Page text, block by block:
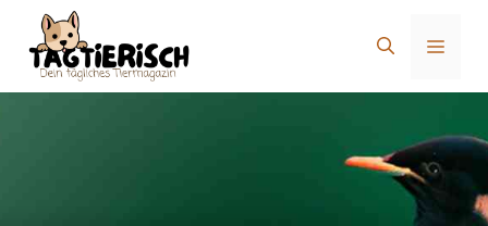
Inhalt
springen
Menü